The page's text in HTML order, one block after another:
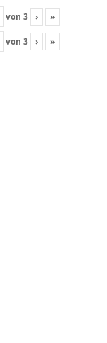
von 3 › »
von 3 › »